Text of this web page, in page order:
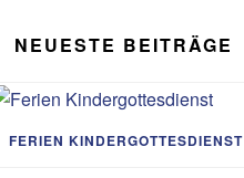
NEUESTE BEITRÄGE
FERIEN KINDERGOTTESDIENST